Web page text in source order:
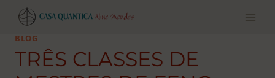
Pular
para
conteúdo
BLOG
TRÊS CLASSES DE